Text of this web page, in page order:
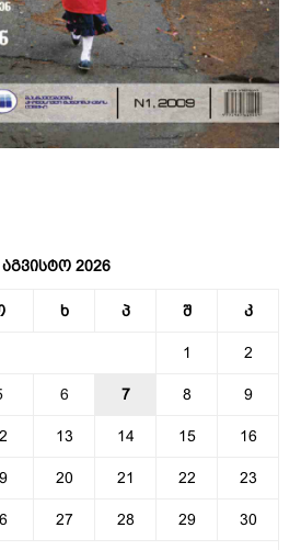
აგვისტო 2026
ხ პ შ კ
1 2
6 7 8 9
13 14 15 16
20 21 22 23
27 28 29 30